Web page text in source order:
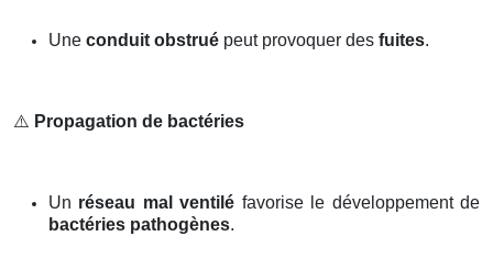
Une conduit obstrué peut provoquer des fuites.
⚠️ Propagation de bactéries
Un réseau mal ventilé favorise le développement de
bactéries pathogènes.